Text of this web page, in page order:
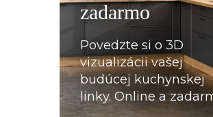
zadarmo
Povedzte si o 3D
vizualizácii vašej
budúcej kuchynskej
linky. Online a
křivých zdí apod., vykoukla.